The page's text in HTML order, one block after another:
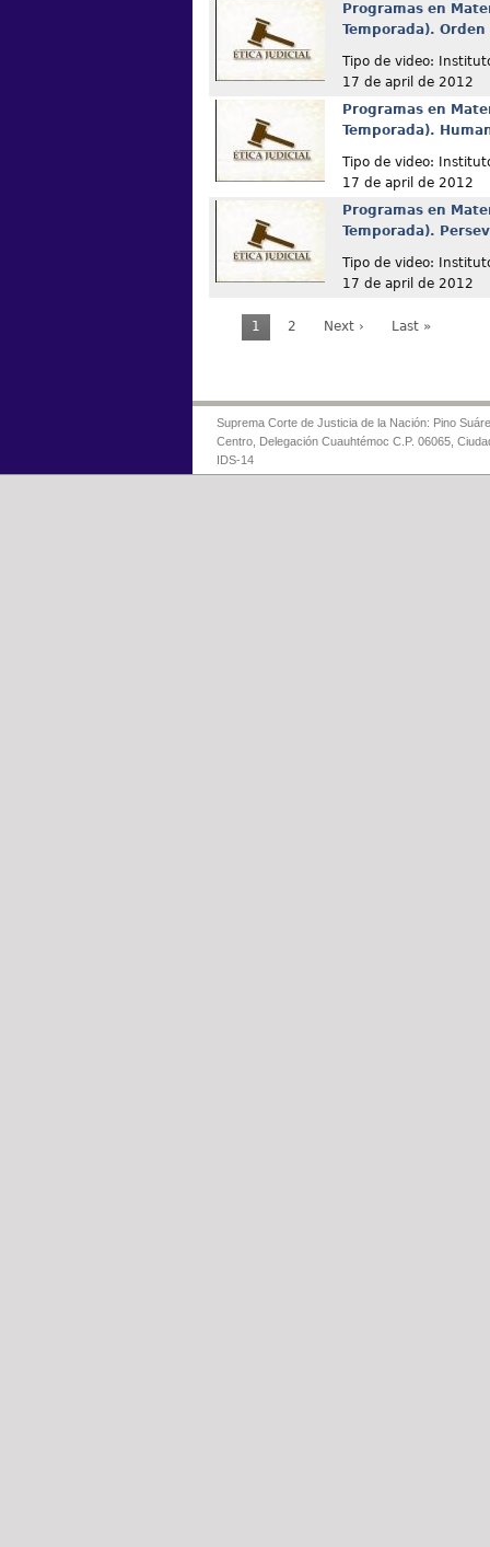
Programas en
Temporada). Orden
Tipo de video:
17 de april de 2012
Programas en
Temporada).
Tipo de video:
17 de april de 2012
Programas en
Temporada).
Tipo de video:
17 de april de 2012
1 2 Next › Last »
Suprema Corte de Justicia de la Nación: Pino
Centro, Delegación Cuauhtémoc C.P. 06065,
IDS-14